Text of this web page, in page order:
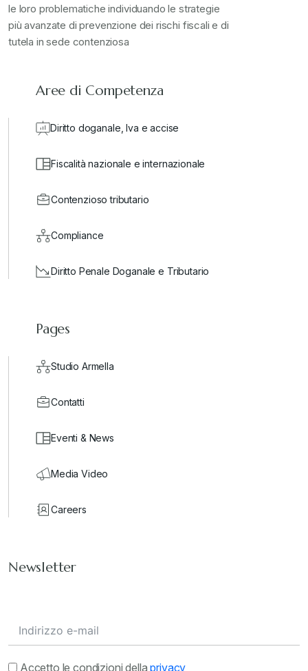
le loro problematiche individuando le strategie
più avanzate di prevenzione dei rischi fiscali e di
tutela in sede contenziosa
Aree di Competenza
Diritto doganale, Iva e accise
Fiscalità nazionale e internazionale
Contenzioso tributario
Compliance
Diritto Penale Doganale e Tributario
Pages
Studio Armella
Contatti
Eventi & News
Media Video
Careers
Newsletter
Accetto le condizioni dellaprivacy